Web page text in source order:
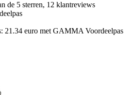
de 5 sterren, 12 klantreviews
21.34 euro met GAMMA Voordeelpas